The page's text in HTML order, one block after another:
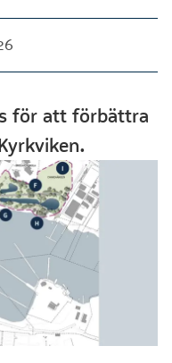
för att förbättra